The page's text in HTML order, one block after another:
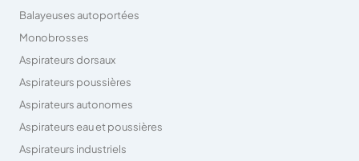
Balayeuses autoportées
Monobrosses
Aspirateurs dorsaux
Aspirateurs poussières
Aspirateurs autonomes
Aspirateurs eau et poussières
Aspirateurs industriels